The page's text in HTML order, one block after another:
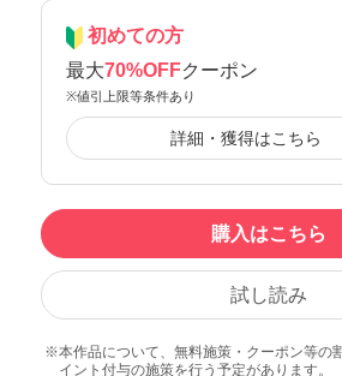
初めての方
最大70%OFFクーポン
※値引上限等条件あり
詳細・獲得はこちら
購入はこちら
試し読み
本作品について、無料施策・クーポン等の
イント付与の施策を行う予定があります。